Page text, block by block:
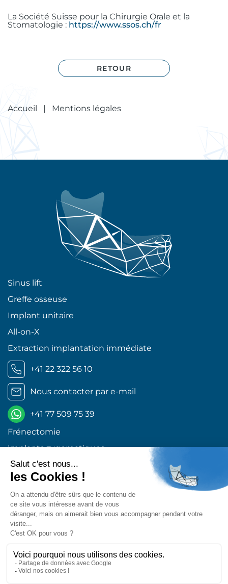
La Société Suisse pour la Chirurgie Orale et la
Stomatologie : https://www.ssos.ch/fr
RETOUR
Accueil | Mentions légales
Sinus lift
Greffe osseuse
Implant unitaire
All-on-X
Extraction implantation immédiate
+41 22 322 56 10
Nous contacter par e-mail
+41 77 509 75 39
Frénectomie
Implants zygomatiques
Mise en charge immédiate
Dents de sagesse Genève
Implants dentaires Genève
Retrouvez-nous sur les réseaux !
Excellent 4,9
Centre de Chirurgie orale et maxillo-faciale © 2026